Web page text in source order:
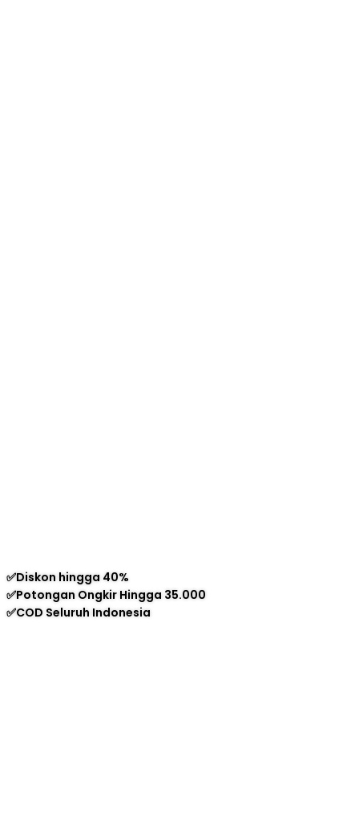
✅Diskon hingga 40%
✅Potongan Ongkir Hingga 35.000
✅COD Seluruh Indonesia